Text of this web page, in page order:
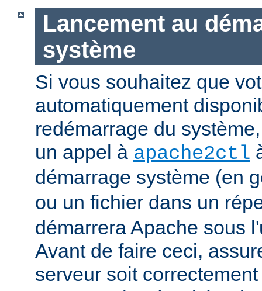
Lancement au
système
Si vous souhaitez que
automatiquement
redémarrage du
un appel à apache2ctl
démarrage système (en
ou un fichier dans un
démarrera Apache sous
Avant de faire ceci,
serveur soit